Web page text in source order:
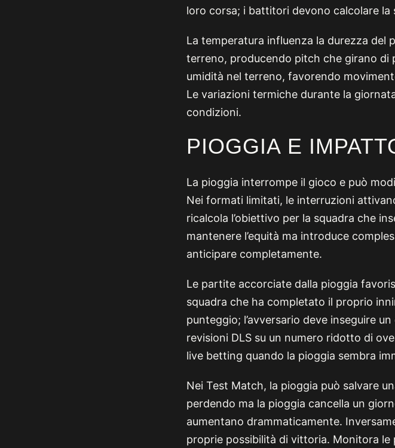
loro corsa; i battitori devono calcolare la
La temperatura influenza la durezza del
terreno, producendo pitch che girano di
umidità nel terreno, favorendo
Le variazioni termiche durante la
condizioni.
PIOGGIA E
La pioggia interrompe il gioco e può
Nei formati limitati, le interruzioni
ricalcola l’obiettivo per la squadra che
mantenere l’equità ma introduce
anticipare completamente.
Le partite accorciate dalla pioggia
squadra che ha completato il proprio
punteggio; l’avversario deve inseguire
revisioni DLS su un numero ridotto di
live betting quando la pioggia sembra
Nei Test Match, la pioggia può salvare
perdendo ma la pioggia cancella un
aumentano drammaticamente.
proprie possibilità di vittoria. Monitora le